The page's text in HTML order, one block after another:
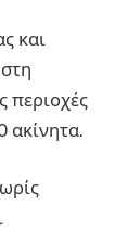
και
περιοχές
ακίνητα.